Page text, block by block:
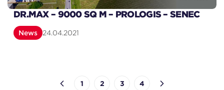
News 24.04.2021
DR.MAX – 9000 SQ M – PROLOGIS – SENEC
1 2 3 4